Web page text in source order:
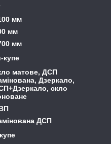
мм
мм
мм
купе
матове, ДСП
Дзеркало,
скло
ДСП